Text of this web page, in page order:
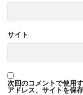
サイト
次回のコメントで使用
アドレス、サイトを保存